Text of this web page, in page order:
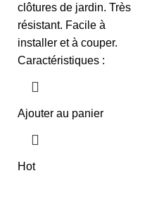
clôtures de jardin. Très
résistant. Facile à
installer et à couper.
Caractéristiques :
Ajouter au panier
Hot